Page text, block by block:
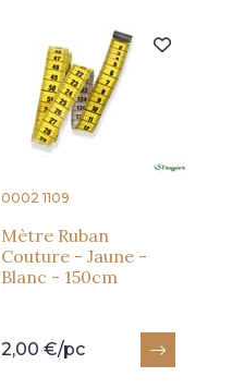
0002 1109
Mètre Ruban
Couture - Jaune -
Blanc - 150cm
2,00 €/pc